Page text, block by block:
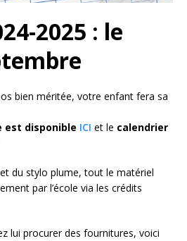
2025 : le
bien méritée, votre enfant fera sa
est disponible ICI et le calendrier
du stylo plume, tout le matériel
par l’école via les crédits
lui procurer des fournitures, voici